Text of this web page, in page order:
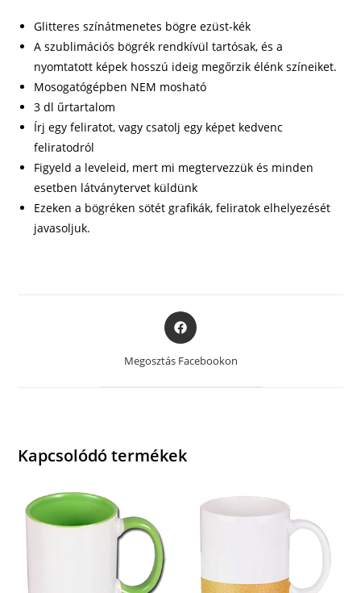
Glitteres színátmenetes bögre ezüst-kék
A szublimációs bögrék rendkívül tartósak, és a
nyomtatott képek hosszú ideig megőrzik élénk színeiket.
Mosogatógépben NEM mosható
3 dl űrtartalom
Írj egy feliratot, vagy csatolj egy képet kedvenc
feliratodról
Figyeld a leveleid, mert mi megtervezzük és minden
esetben látványtervet küldünk
Ezeken a bögréken sötét grafikák, feliratok elhelyezését
javasoljuk.
Opens
in
new
Megosztás Facebookon
Kapcsolódó termékek